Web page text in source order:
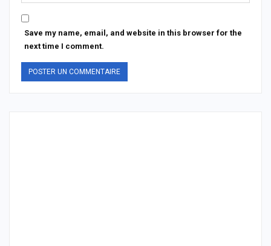
Save my name, email, and website in this browser for the
next time I comment.